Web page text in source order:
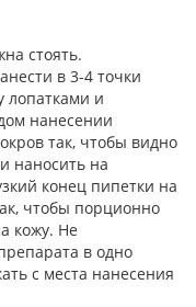
стоять.
в 3-4 точки
лопатками и
нанесении
так, чтобы видно
наносить на
конец пипетки на
чтобы порционно
кожу. Не
в одно
с места нанесения